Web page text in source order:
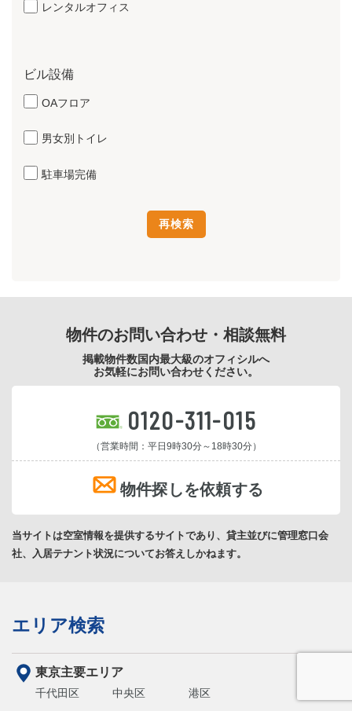
レンタルオフィス
ビル設備
OAフロア
男女別トイレ
駐車場完備
物件のお問い合わせ・相談無料
掲載物件数国内最大級のオフィシルへ
お気軽にお問い合わせください。
0120-311-015
（営業時間：平日9時30分～18時30分）
物件探しを依頼する
当サイトは空室情報を提供するサイトであり、貸主並びに管理窓口会
社、入居テナント状況についてお答えしかねます。
エリア検索
東京主要エリア
千代田区 中央区 港区